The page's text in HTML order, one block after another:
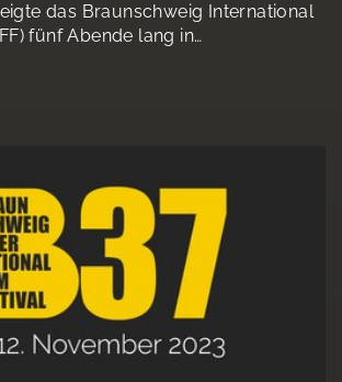
das Braunschweig International
fünf Abende lang in…